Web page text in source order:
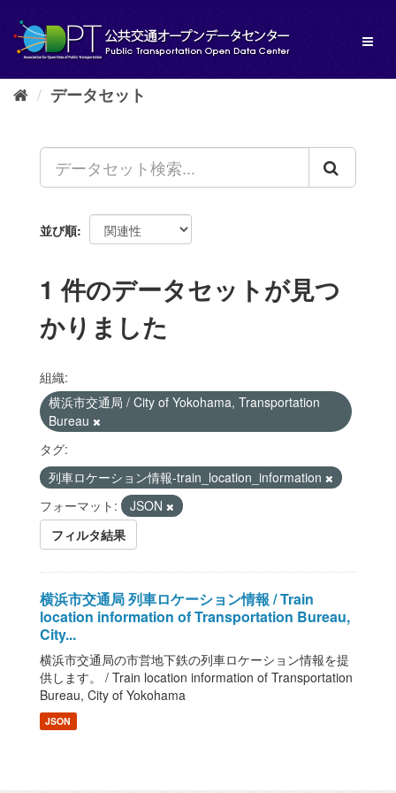
し
データセット
並び順
1 件のデータセットが見つ
かりました
組織:
横浜市交通局 / City of Yokohama, Transportation
Bureau
タグ:
列車ロケーション情報-train_location_information
フォーマット:
JSON
フィルタ結果
横浜市交通局 列車ロケーション情報 / Train
location information of Transportation Bureau,
City...
横浜市交通局の市営地下鉄の列車ロケーション情報を提
供します。 / Train location information of Transportation
Bureau, City of Yokohama
JSON